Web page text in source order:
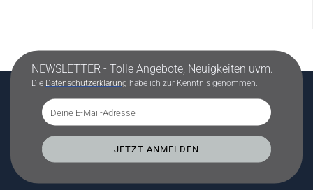
NEWSLETTER - Tolle Angebote, Neuigkeiten uvm.
Die Datenschutzerklärung habe ich zur Kenntnis genommen.